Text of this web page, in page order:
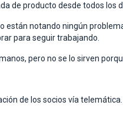
de producto desde todos los
están notando ningún
para seguir trabajando.
pero no se lo sirven
de los socios vía telemática.